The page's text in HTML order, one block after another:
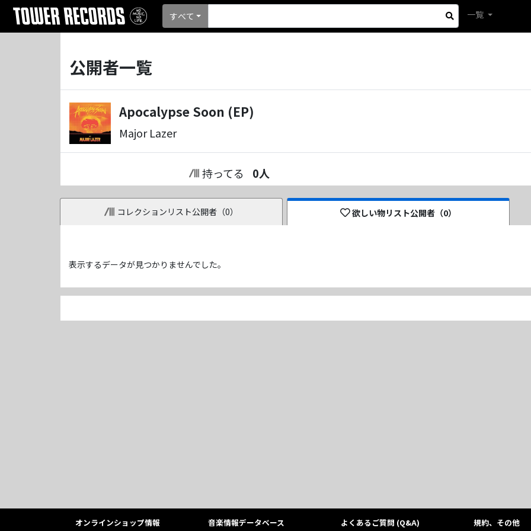
すべて 一覧
公開者一覧
Apocalypse Soon (EP)
Major Lazer
持ってる 0人
コレクションリスト公開者（0） 欲しい物リスト公開者（0）
表示するデータが見つかりませんでした。
オンラインショップ情報 音楽情報データベース よくあるご質問 (Q&A) 規約、その他